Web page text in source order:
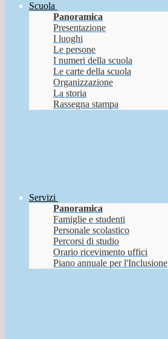
Scuola
Panoramica
Presentazione
I luoghi
Le persone
I numeri della scuola
Le carte della scuola
Organizzazione
La storia
Rassegna stampa
Servizi
Panoramica
Famiglie e studenti
Personale scolastico
Percorsi di studio
Orario ricevimento uffici
Piano annuale per l'Inclusione